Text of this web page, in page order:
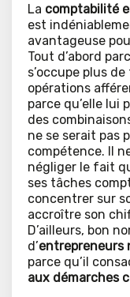
La comptabilité
est
avantageuse
Tout d’abord
s’occupe plus
opérations
parce qu’elle lui
des
ne se serait pas
compétence. Il
négliger le fait
ses tâches
concentrer sur
accroître son
D’ailleurs, bon
d’entrepreneurs
parce qu’il
aux démarches